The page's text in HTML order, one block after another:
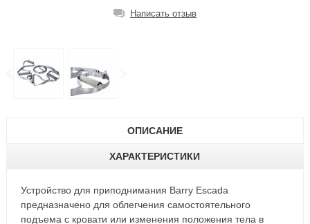
Написать отзыв
ОПИСАНИЕ
ХАРАКТЕРИСТИКИ
Устройство для приподнимания Barry Escada
предназначено для облегчения самостоятельного
подъема с кровати или изменения положения тела в